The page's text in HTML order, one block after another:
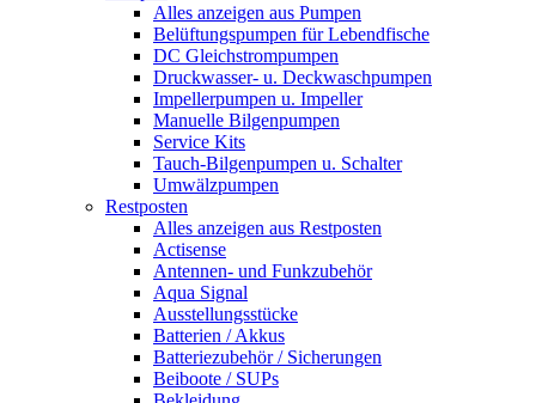
Alles anzeigen aus Pumpen
Belüftungspumpen für Lebendfische
DC Gleichstrompumpen
Druckwasser- u. Deckwaschpumpen
Impellerpumpen u. Impeller
Manuelle Bilgenpumpen
Service Kits
Tauch-Bilgenpumpen u. Schalter
Umwälzpumpen
Restposten
Alles anzeigen aus Restposten
Actisense
Antennen- und Funkzubehör
Aqua Signal
Ausstellungsstücke
Batterien / Akkus
Batteriezubehör / Sicherungen
Beiboote / SUPs